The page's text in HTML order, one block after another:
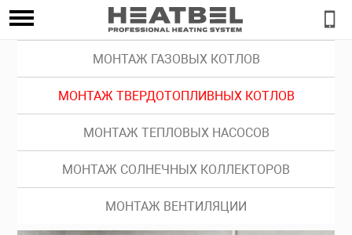
МОНТАЖ ГАЗОВЫХ КОТЛОВ
МОНТАЖ ТВЕРДОТОПЛИВНЫХ КОТЛОВ
МОНТАЖ ТЕПЛОВЫХ НАСОСОВ
МОНТАЖ СОЛНЕЧНЫХ КОЛЛЕКТОРОВ
МОНТАЖ ВЕНТИЛЯЦИИ